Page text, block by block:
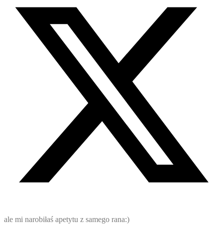
ale mi narobiłaś apetytu z samego rana:)